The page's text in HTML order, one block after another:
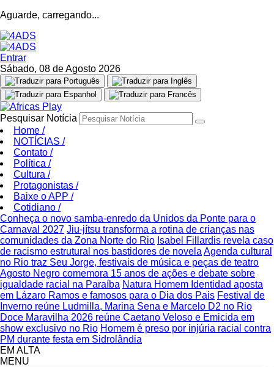
Aguarde, carregando...
Entrar
Sábado, 08 de Agosto 2026
Pesquisar Notícia
Home /
NOTÍCIAS /
Contato /
Política /
Cultura /
Protagonistas /
Baixe o APP /
Cotidiano /
Conheça o novo samba-enredo da Unidos da Ponte para o
Carnaval 2027 Jiu-jítsu transforma a rotina de crianças nas
comunidades da Zona Norte do Rio Isabel Fillardis revela caso
de racismo estrutural nos bastidores de novela Agenda cultural
no Rio traz Seu Jorge, festivais de música e peças de teatro
Agosto Negro comemora 15 anos de ações e debate sobre
igualdade racial na Paraíba Natura Homem Identidad aposta
em Lázaro Ramos e famosos para o Dia dos Pais Festival de
Inverno reúne Ludmilla, Marina Sena e Marcelo D2 no Rio
Doce Maravilha 2026 reúne Caetano Veloso e Emicida em
show exclusivo no Rio Homem é preso por injúria racial contra
PM durante festa em Sidrolândia
EM ALTA
MENU